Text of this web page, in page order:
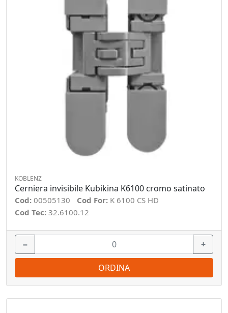
KOBLENZ
Cerniera invisibile Kubikina K6100 cromo satinato
Cod: 00505130 Cod For: K 6100 CS HD
Cod Tec: 32.6100.12
− +
ORDINA